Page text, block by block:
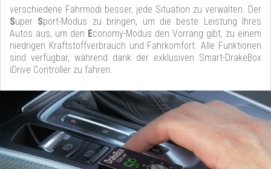
verschiedene Fahrmodi besser, jede Situation zu verwalten. Der
Super Sport-Modus zu bringen, um die beste Leistung Ihres
Autos aus, um den Economy-Modus den Vorrang gibt, zu einem
niedrigen Kraftstoffverbrauch und Fahrkomfort. Alle Funktionen
sind verfügbar, während dank der exklusiven Smart-DrakeBox
iDrive Controller zu fahren.